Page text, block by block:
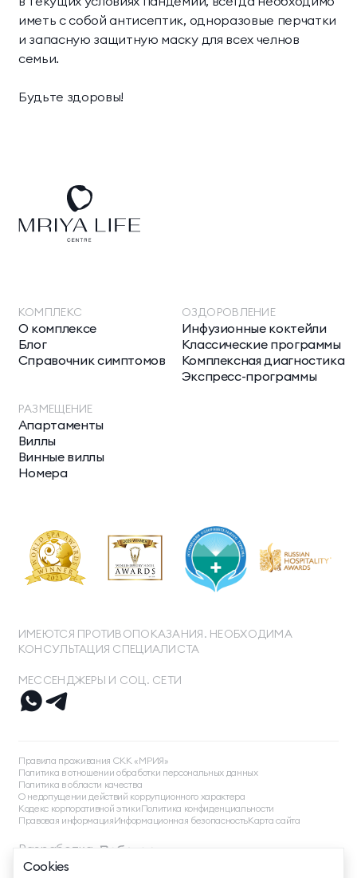
ТЕЛЕФОН ДЛЯ СВЯЗИ
ДОПОЛНИТЕЛЬНЫЙ ТЕЛЕФОН ДЛЯ СВЯЗИ
+74991107964
МЕССЕНДЖЕРЫ И СОЦ. СЕТИ
EMAIL ДЛЯ ВОПРОСОВ И ПОЖЕЛАНИЙ
иметь с собой антисептик, одноразовые перчатки
и запасную защитную маску для всех челнов
семьи.
Будьте здоровы!
КОМПЛЕКС
О комплексе
Блог
Справочник симптомов
ОЗДОРОВЛЕНИЕ
Инфузионные коктейли
Классические программы
Комплексная диагностика
Экспресс-программы
РАЗМЕЩЕНИЕ
Апартаменты
Виллы
Винные виллы
Номера
ИМЕЮТСЯ ПРОТИВОПОКАЗАНИЯ. НЕОБХОДИМА
КОНСУЛЬТАЦИЯ СПЕЦИАЛИСТА
МЕССЕНДЖЕРЫ И СОЦ. СЕТИ
Правила проживания СКК «МРИЯ»
Политика в отношении обработки персональных данных
Политика в области качества
О недопущении действий коррупционного характера
Кодекс корпоративной этикиПолитика конфиденциальности
Правовая информацияИнформационная безопасностьКарта сайта
Разработка
Cookies